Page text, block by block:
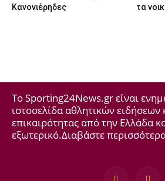
Κανονιέρηδες
τα
Το Sporting24News.gr είναι
ιστοσελίδα αθλητικών
επικαιρότητας από την Ελλάδα
εξωτερικό.Διαβάστε